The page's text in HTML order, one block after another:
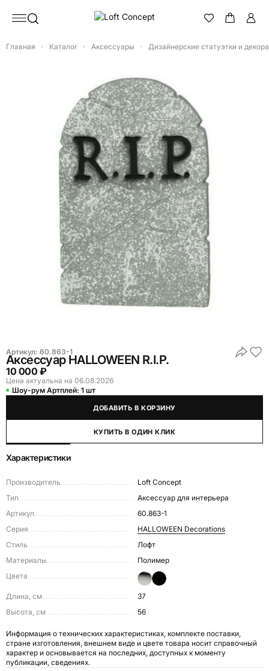
Главная Каталог Аксессуары Дизайнерские статуэтки и
Артикул: 60.863-1
Аксессуар HALLOWEEN R.I.P.
10 000 ₽
Цена актуальна на 06.08.2026
Шоу-рум Артплей: 1 шт
ДОБАВИТЬ В КОРЗИНУ
КУПИТЬ В ОДИН КЛИК
Характеристики
Производитель
Loft Concept
Тип
Аксессуар для интерьера
Артикул
60.863-1
Серия
HALLOWEEN Decorations
Стиль
Лофт
Материалы
Полимер
Цвета
Длина, см
37
Высота, см
56
Информация о технических характеристиках, комплекте поставки,
стране изготовления, внешнем виде и цвете товара носит справочный
характер и основывается на последних, доступных к моменту
публикации, сведениях.